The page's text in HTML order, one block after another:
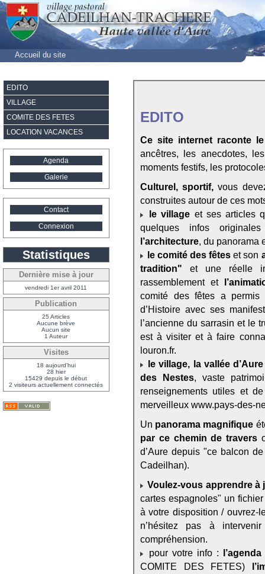
Accueil du site
EDITO
Ce site internet raconte
ancêtres, les anecdotes,
moments festifs, les
Culturel, sportif, vous
construites autour de ces
le village et ses articles
quelques infos
l’architecture, du panorama
le comité des fêtes et son
tradition" et une réelle
rassemblement et
comité des fêtes a permis
d’Histoire avec ses
l’ancienne du sarrasin et le
est à visiter et à faire
louron.fr.
le village, la vallée
des Nestes, vaste
renseignements utiles et
merveilleux www.pays-des-
Un panorama magnifique
par ce chemin de travers
d’Aure depuis "ce balcon
Cadeilhan).
Voulez-vous apprendre à
cartes espagnoles" un
à votre disposition / ouvrez-
n’hésitez pas à
compréhension.
pour votre info : l’agenda
COMITE DES FETES)
EDITO
VILLAGE
COMITE DES FETES
LOCATION VACANCES
Agenda
Galerie
Contact
Connexion
Statistiques
Dernière mise à jour
vendredi 1er avril 2011
Publication
25 Articles
Aucune brève
Aucun site
1 Auteur
Visites
18 aujourd'hui
28 hier
15429 depuis le début
2 visiteurs actuellement connectés